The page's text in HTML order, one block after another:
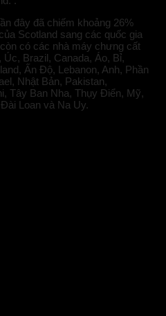
đây đã chiếm khoảng 26%
Scotland sang các quốc gia
có các nhà máy chưng cất
Brazil, Canada, Áo, Bỉ,
Ấn Độ, Lebanon, Anh, Phần
Nhật Bản, Pakistan,
Tây Ban Nha, Thụy Điển, Mỹ,
Loan và Na Uy.